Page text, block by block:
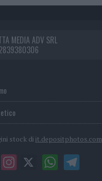
MEDIA ADV SRL
stock di it.depositphotos.com